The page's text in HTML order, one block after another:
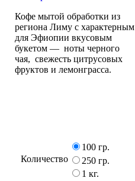
Кофе мытой обработки из
региона Лиму с характерным
для Эфиопии вкусовым
букетом — ноты черного
чая, свежесть цитрусовых
фруктов и лемонграсса.
Количество
100 гр.
250 гр.
1 кг.